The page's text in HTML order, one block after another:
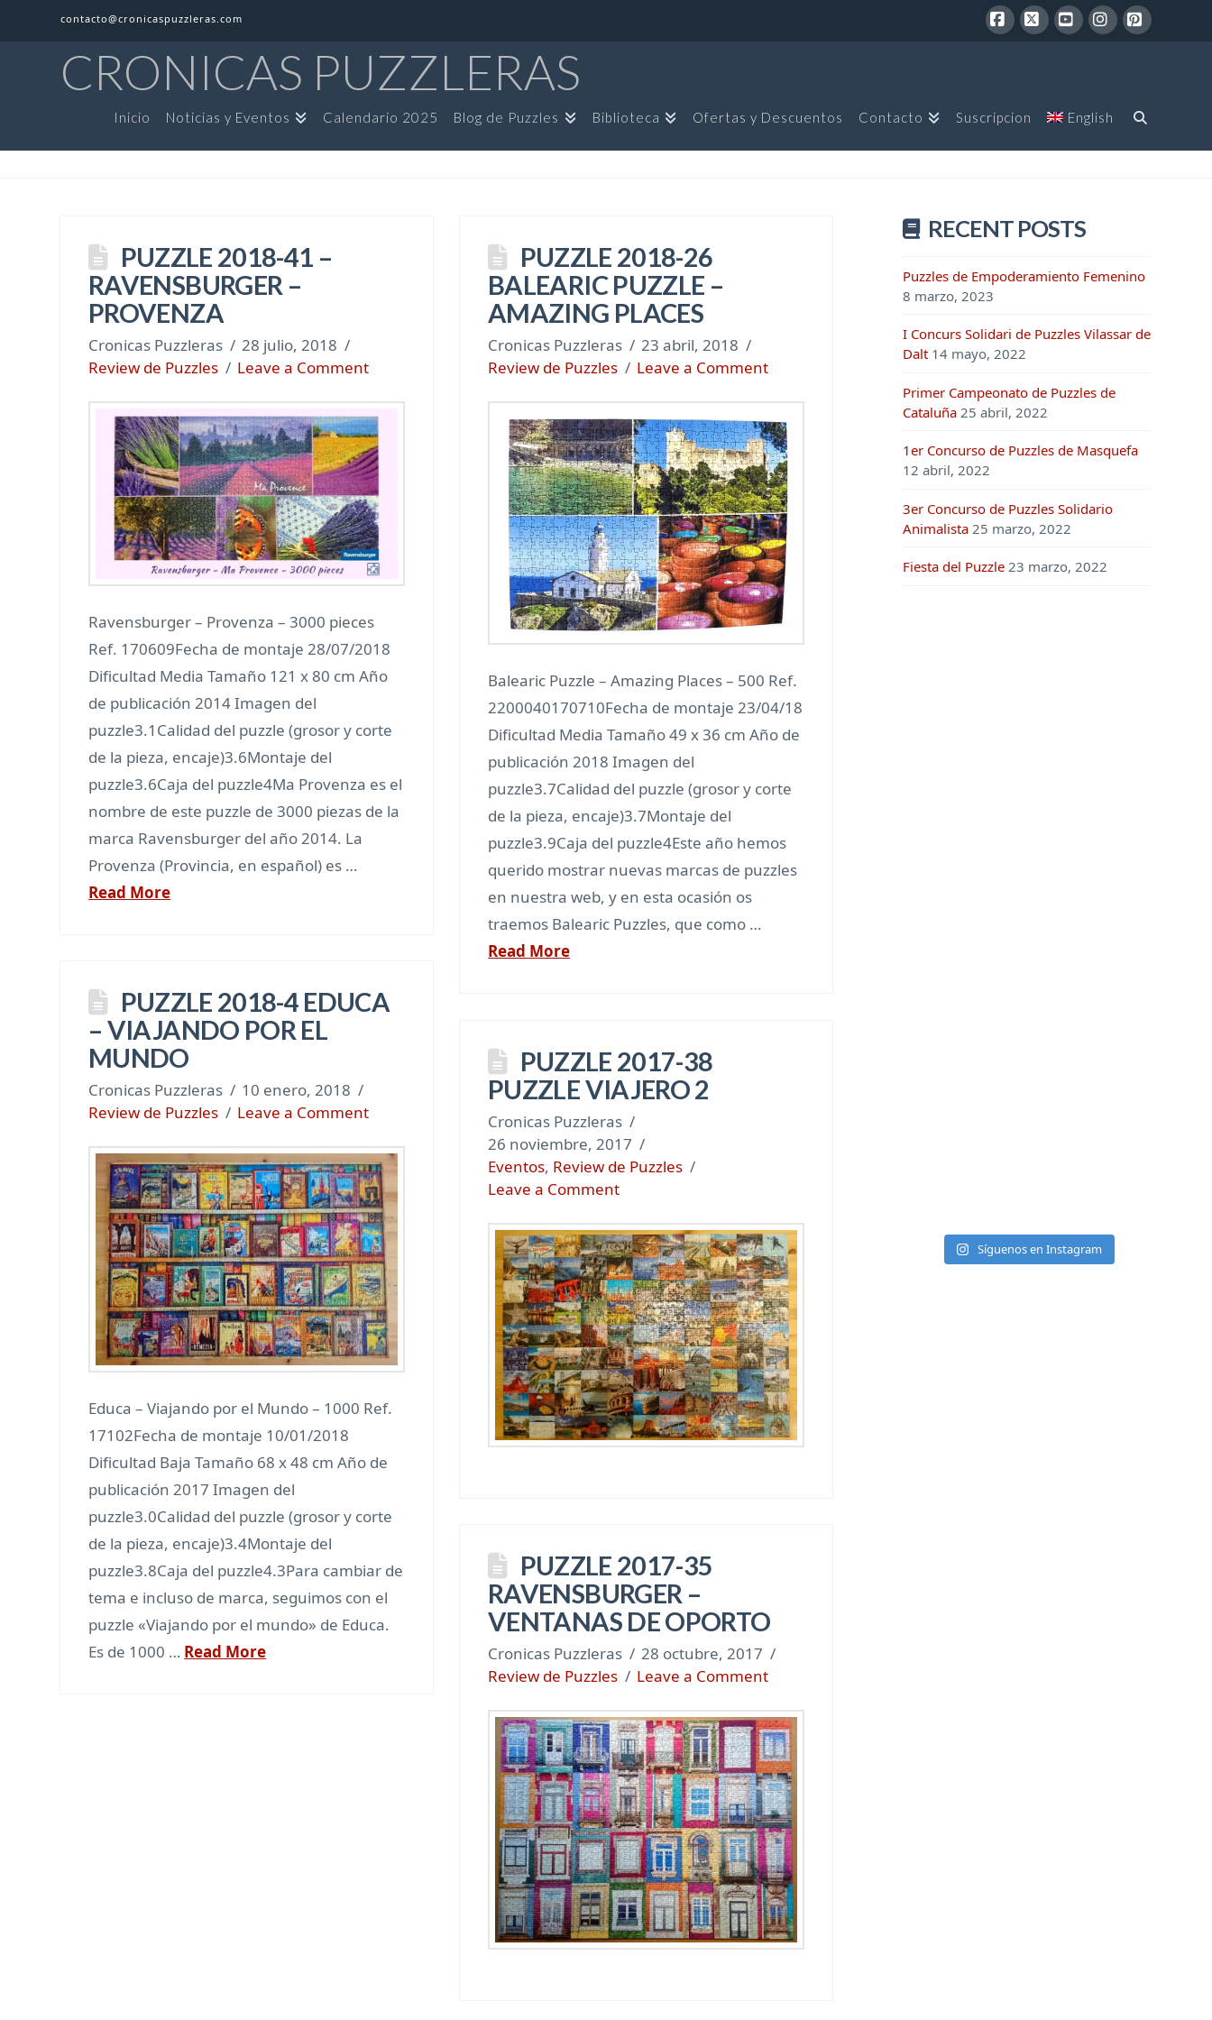
contacto@cronicaspuzzleras.com
CRONICAS PUZZLERAS
Inicio Noticias y Eventos Calendario 2025 Blog de Puzzles Biblioteca Ofertas y Descuentos Contacto Suscripcion English
PUZZLE 2018-41 –
RAVENSBURGER –
PROVENZA
Cronicas Puzzleras
28 julio, 2018
Review de Puzzles
Leave a Comment
Ravensburger – Provenza – 3000 pieces
Ref. 170609Fecha de montaje 28/07/2018
Dificultad Media Tamaño 121 x 80 cm Año
de publicación 2014 Imagen del
puzzle3.1Calidad del puzzle (grosor y corte
de la pieza, encaje)3.6Montaje del
puzzle3.6Caja del puzzle4Ma Provenza es el
nombre de este puzzle de 3000 piezas de la
marca Ravensburger del año 2014. La
Provenza (Provincia, en español) es …
Read More
PUZZLE 2018-26
BALEARIC PUZZLE –
AMAZING PLACES
Cronicas Puzzleras
23 abril, 2018
Review de Puzzles
Leave a Comment
Balearic Puzzle – Amazing Places – 500 Ref.
2200040170710Fecha de montaje 23/04/18
Dificultad Media Tamaño 49 x 36 cm Año de
publicación 2018 Imagen del
puzzle3.7Calidad del puzzle (grosor y corte
de la pieza, encaje)3.7Montaje del
puzzle3.9Caja del puzzle4Este año hemos
querido mostrar nuevas marcas de puzzles
en nuestra web, y en esta ocasión os
traemos Balearic Puzzles, que como …
Read More
PUZZLE 2018-4 EDUCA
– VIAJANDO POR EL
MUNDO
Cronicas Puzzleras
10 enero, 2018
Review de Puzzles
Leave a Comment
Educa – Viajando por el Mundo – 1000 Ref.
17102Fecha de montaje 10/01/2018
Dificultad Baja Tamaño 68 x 48 cm Año de
publicación 2017 Imagen del
puzzle3.0Calidad del puzzle (grosor y corte
de la pieza, encaje)3.4Montaje del
puzzle3.8Caja del puzzle4.3Para cambiar de
tema e incluso de marca, seguimos con el
puzzle «Viajando por el mundo» de Educa.
Es de 1000 … Read More
PUZZLE 2017-38
PUZZLE VIAJERO 2
Cronicas Puzzleras
26 noviembre, 2017
Eventos, Review de Puzzles
Leave a Comment
PUZZLE 2017-35
RAVENSBURGER –
VENTANAS DE OPORTO
Cronicas Puzzleras
28 octubre, 2017
Review de Puzzles
Leave a Comment
RECENT POSTS
Puzzles de Empoderamiento Femenino
8 marzo, 2023
I Concurs Solidari de Puzzles Vilassar de
Dalt 14 mayo, 2022
Primer Campeonato de Puzzles de
Cataluña 25 abril, 2022
1er Concurso de Puzzles de Masquefa
12 abril, 2022
3er Concurso de Puzzles Solidario
Animalista 25 marzo, 2022
Fiesta del Puzzle 23 marzo, 2022
Síguenos en Instagram